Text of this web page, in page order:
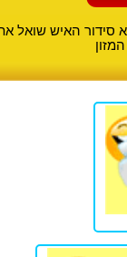
סידור האיש שואל